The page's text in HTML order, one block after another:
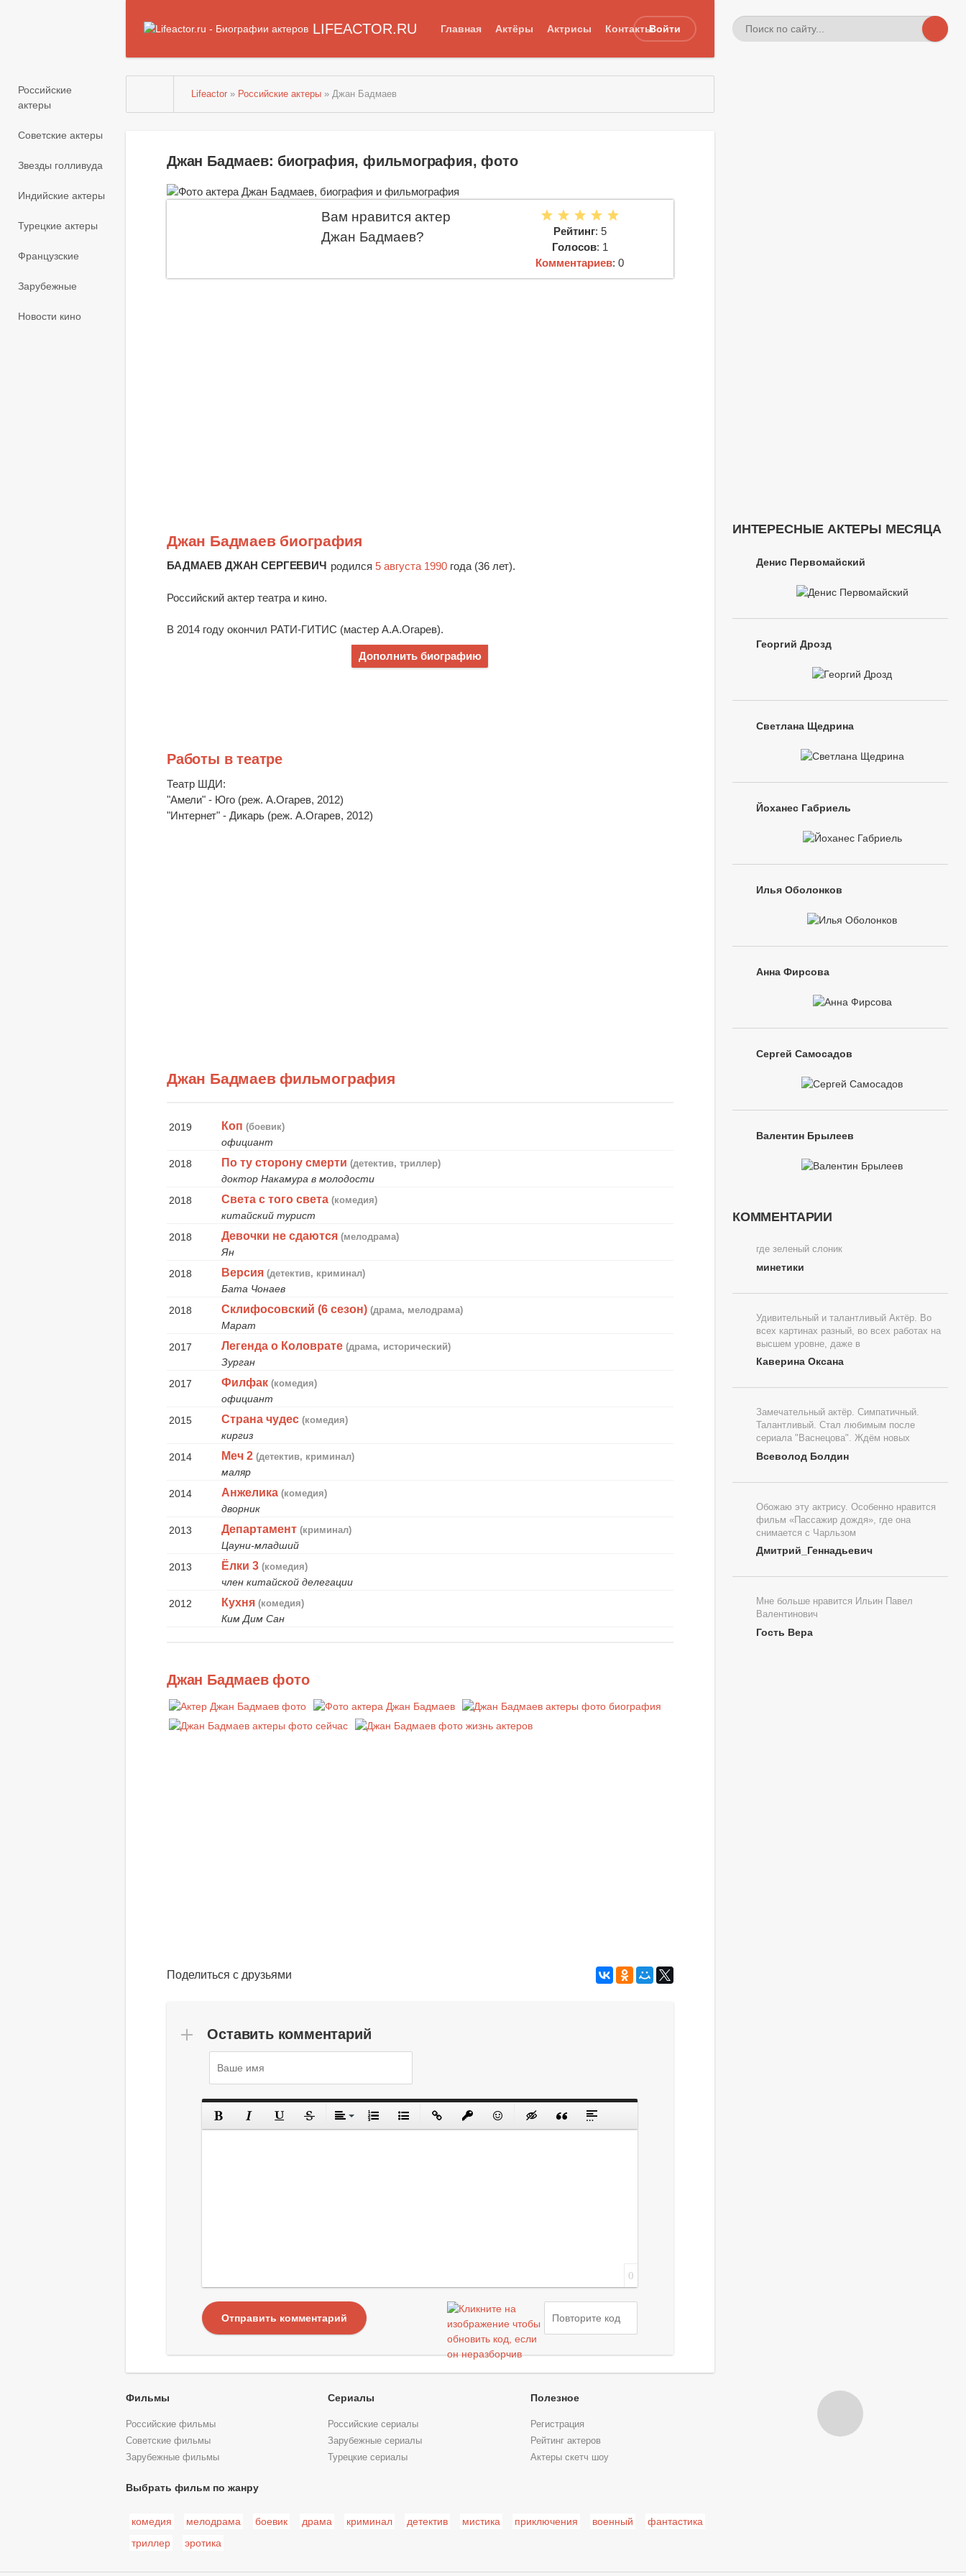
LIFEACTOR.RU Главная Актёры Актрисы КонтактыВойти
Российские
актеры
Советские актеры
Звезды голливуда
Индийские актеры
Турецкие актеры
Французские
Зарубежные
Новости кино
Lifeactor » Российские актеры » Джан Бадмаев
Джан Бадмаев: биография, фильмография, фото
Вам нравится актер
Джан Бадмаев?
Рейтинг: 5
Голосов: 1
Комментариев: 0
Джан Бадмаев биография
БАДМАЕВ ДЖАН СЕРГЕЕВИЧ родился 5 августа 1990года (36 лет).
Российский актер театра и кино.
В 2014 году окончил РАТИ-ГИТИС (мастер А.А.Огарев).
Дополнить биографию
Работы в театре
Театр ШДИ:
"Амели" - Юго (реж. А.Огарев, 2012)
"Интернет" - Дикарь (реж. А.Огарев, 2012)
Джан Бадмаев фильмография
2019 Коп (боевик)
официант
2018
По ту сторону смерти (детектив, триллер)
доктор Накамура в молодости
2018
Света с того света (комедия)
китайский турист
2018
Девочки не сдаются (мелодрама)
Ян
2018
Версия (детектив, криминал)
Бата Чонаев
2018
Склифосовский (6 сезон) (драма, мелодрама)
Марат
2017
Легенда о Коловрате (драма, исторический)
Зурган
2017
Филфак (комедия)
официант
2015
Страна чудес (комедия)
киргиз
2014
Меч 2 (детектив, криминал)
маляр
2014
Анжелика (комедия)
дворник
2013
Департамент (криминал)
Цауни-младший
2013
Ёлки 3 (комедия)
член китайской делегации
2012
Кухня (комедия)
Ким Дим Сан
Джан Бадмаев фото
Поделиться с друзьями
Оставить комментарий
0
Отправить комментарий
ИНТЕРЕСНЫЕ АКТЕРЫ МЕСЯЦА
Денис Первомайский
Георгий Дрозд
Светлана Щедрина
Йоханес Габриель
Илья Оболонков
Анна Фирсова
Сергей Самосадов
Валентин Брылеев
КОММЕНТАРИИ
где зеленый слоник
минетики
Удивительный и талантливый Актёр. Во
всех картинах разный, во всех работах на
высшем уровне, даже в
Каверина Оксана
Замечательный актёр. Симпатичный.
Талантливый. Стал любимым после
сериала "Васнецова". Ждём новых
Всеволод Болдин
Обожаю эту актрису. Особенно нравится
фильм «Пассажир дождя», где она
снимается с Чарльзом
Дмитрий_Геннадьевич
Мне больше нравится Ильин Павел
Валентинович
Гость Вера
Фильмы
Российские фильмы
Советские фильмы
Зарубежные фильмы
Сериалы
Российские сериалы
Зарубежные сериалы
Турецкие сериалы
Полезное
Регистрация
Рейтинг актеров
Актеры скетч шоу
Выбрать фильм по жанру
комедия мелодрама боевик драма криминал детектив мистика приключения военный
фантастика
триллер
эротика